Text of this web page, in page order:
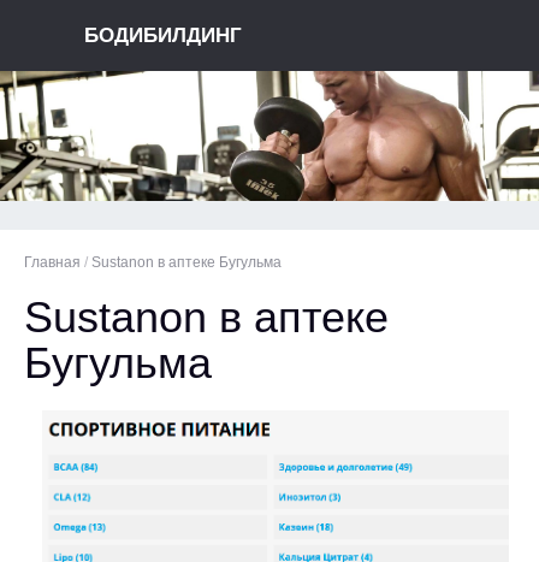
БОДИБИЛДИНГ
Главная / Sustanon в аптеке Бугульма
Sustanon в аптеке
Бугульма